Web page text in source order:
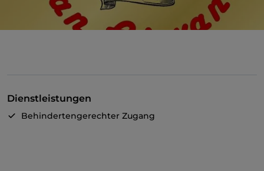
Dienstleistungen
Behindertengerechter Zugang